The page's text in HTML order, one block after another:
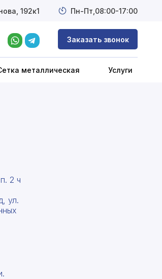
Заказать звонок
металлическая Услуги
192к1 Пн-Пт, 08:00-17:00
2 ч
ул.